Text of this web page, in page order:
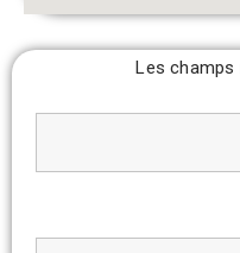
Les champs